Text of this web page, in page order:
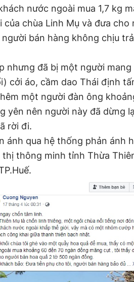
nước ngoài mua 1,7 kg
chùa Linh Mụ và đưa cho
bán hàng không chịu
nhưng đã bị một người
cởi áo, cầm dao Thái định
một người đàn ông
yên nên người này đã dừng
rời đi.
ánh qua hệ thống phản ánh
thông minh tỉnh Thừa